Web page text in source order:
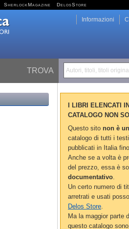
SherlockMagazine DelosStore
TROVA Autori, titoli, titoli
Informazioni
I LIBRI ELENCATI
CATALOGO NON
Questo sito non è
catalogo di tutti i
pubblicati in Italia fino
Anche se a volta è
del prezzo, essa è
documentativo
Un certo numero di
arretrati e usati
Delos Store
Ma la maggior parte
questo catalogo